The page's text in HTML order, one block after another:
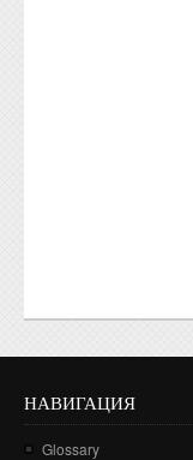
НАВИГАЦИЯ
Glossary